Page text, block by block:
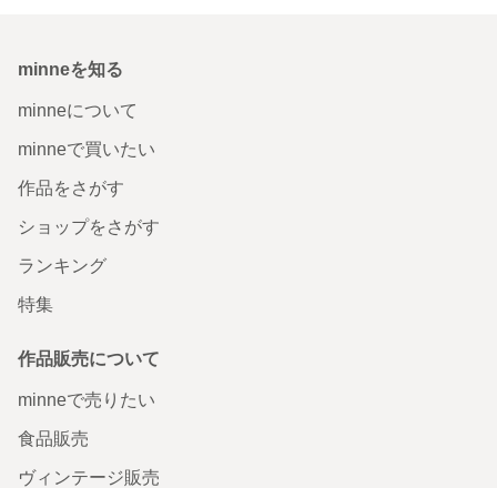
minneを知る
minneについて
minneで買いたい
作品をさがす
ショップをさがす
ランキング
特集
作品販売について
minneで売りたい
食品販売
ヴィンテージ販売